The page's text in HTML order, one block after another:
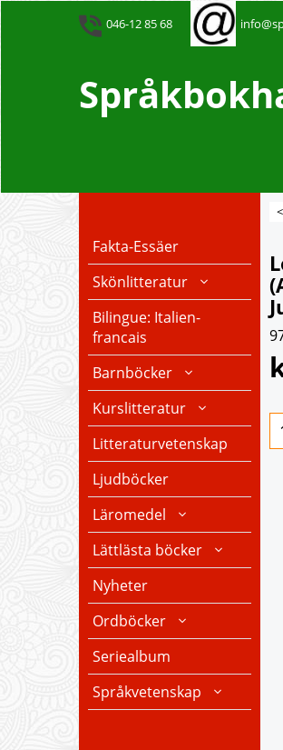
046-12 85 68
Fakta-Essäer
Skönlitteratur
Bilingue: Italien-
francais
Barnböcker
Kurslitteratur
Litteraturvetenskap
Ljudböcker
Läromedel
Lättlästa böcker
Nyheter
Ordböcker
Seriealbum
Språkvetenskap